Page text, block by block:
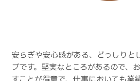
安らぎや安心感がある、どっしりと
プです。堅実なところがあるので、